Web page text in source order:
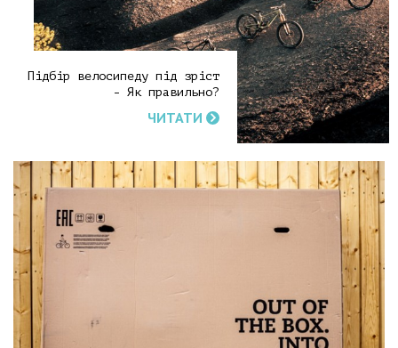
Підбір велосипеду під зріст
- Як правильно?
ЧИТАТИ